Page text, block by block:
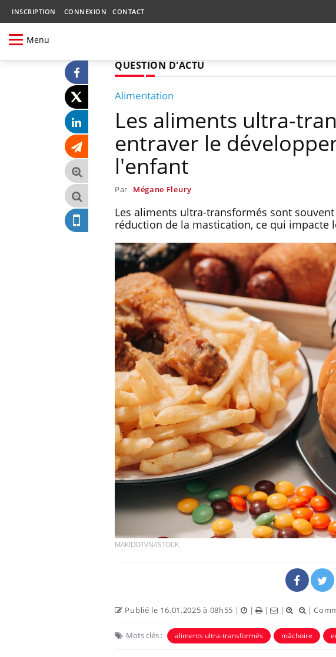
INSCRIPTION CONNEXION CONTACT
Menu
QUESTION D'ACTU
Alimentation
Les aliments ultra-
entraver le
l'enfant
Par Mégane Fleury
Les aliments ultra-transformés sont
réduction de la mastication, ce qui impacte
MAKIDOTVN/ISTOCK
Publié le 16.01.2025 à 08h55 | | | | |
Mots clés : aliments ultra-transformés mâchoire
Bébés, jeunes enfants :
quelle trousse à
pharmacie pour les
vacances ?
Syndrome métabolique :
quels sont les meilleurs
exercices physiques ?
Comment éviter une otite
pendant les vacances ?
en
son
Eczéma Chronique des Mains :
Youtube
prévenirYoutube
Fatigue, irritabilité,
même alopécie… Les
carence en fer sont
...